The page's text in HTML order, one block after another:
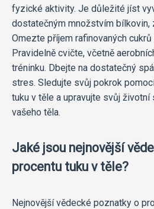
fyzické aktivity. Je důležité jíst
dostatečným množstvím bílkovin,
Omezte příjem rafinovaných
Pravidelně cvičte, včetně
tréninku. Dbejte na dostatečný
stres. Sledujte svůj pokrok
tuku v těle a upravujte svůj
vašeho těla.
Jaké jsou nejnovější
procentu tuku v těle?
Nejnovější vědecké poznatky o